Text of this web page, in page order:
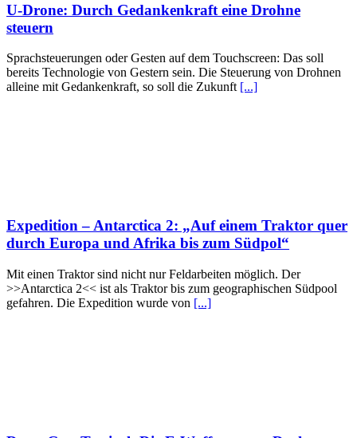
U-Drone: Durch Gedankenkraft eine Drohne
steuern
Sprachsteuerungen oder Gesten auf dem Touchscreen: Das soll
bereits Technologie von Gestern sein. Die Steuerung von Drohnen
alleine mit Gedankenkraft, so soll die Zukunft [...]
Expedition – Antarctica 2: „Auf einem Traktor quer
durch Europa und Afrika bis zum Südpol“
Mit einen Traktor sind nicht nur Feldarbeiten möglich. Der
>>Antarctica 2<< ist als Traktor bis zum geographischen Südpool
gefahren. Die Expedition wurde von [...]